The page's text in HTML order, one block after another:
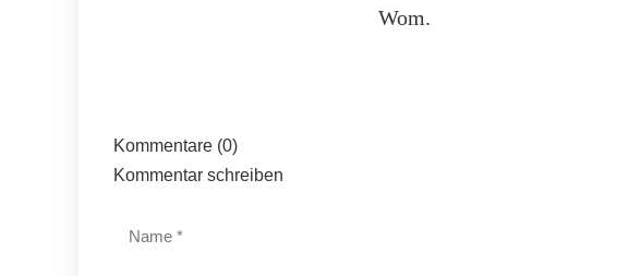
Wom.
Kommentare (0)
Kommentar schreiben